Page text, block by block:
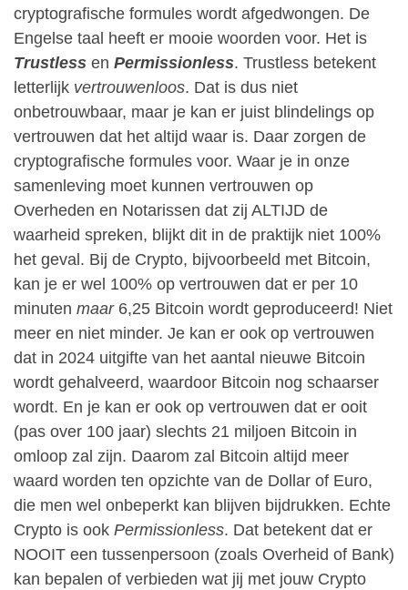
cryptografische formules wordt afgedwongen. De
Engelse taal heeft er mooie woorden voor. Het is
Trustless en Permissionless. Trustless betekent
letterlijk vertrouwenloos. Dat is dus niet
onbetrouwbaar, maar je kan er juist blindelings op
vertrouwen dat het altijd waar is. Daar zorgen de
cryptografische formules voor. Waar je in onze
samenleving moet kunnen vertrouwen op
Overheden en Notarissen dat zij ALTIJD de
waarheid spreken, blijkt dit in de praktijk niet 100%
het geval. Bij de Crypto, bijvoorbeeld met Bitcoin,
kan je er wel 100% op vertrouwen dat er per 10
minuten maar6,25 Bitcoin wordt geproduceerd! Niet
meer en niet minder. Je kan er ook op vertrouwen
dat in 2024 uitgifte van het aantal nieuwe Bitcoin
wordt gehalveerd, waardoor Bitcoin nog schaarser
wordt. En je kan er ook op vertrouwen dat er ooit
(pas over 100 jaar) slechts 21 miljoen Bitcoin in
omloop zal zijn. Daarom zal Bitcoin altijd meer
waard worden ten opzichte van de Dollar of Euro,
die men wel onbeperkt kan blijven bijdrukken. Echte
Crypto is ook Permissionless. Dat betekent dat er
NOOIT een tussenpersoon (zoals Overheid of Bank)
kan bepalen of verbieden wat jij met jouw Crypto